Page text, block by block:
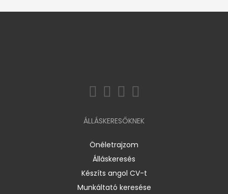
ÁLLÁSKERESŐKNEK
Önéletrajzom
Álláskeresés
Készíts angol CV-t
Munkáltató keresése